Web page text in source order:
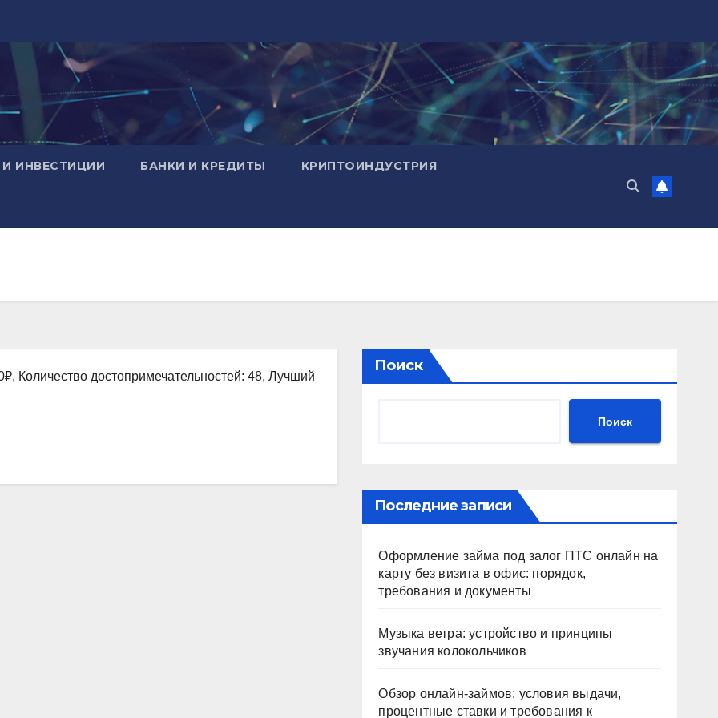
И ИНВЕСТИЦИИ БАНКИ И КРЕДИТЫ КРИПТОИНДУСТРИЯ
Количество достопримечательностей: 48, Лучший
Поиск
Поиск
Последние записи
Оформление займа под залог ПТС онлайн на
карту без визита в офис: порядок,
требования и документы
Музыка ветра: устройство и принципы
звучания колокольчиков
Обзор онлайн-займов: условия выдачи,
процентные ставки и требования к